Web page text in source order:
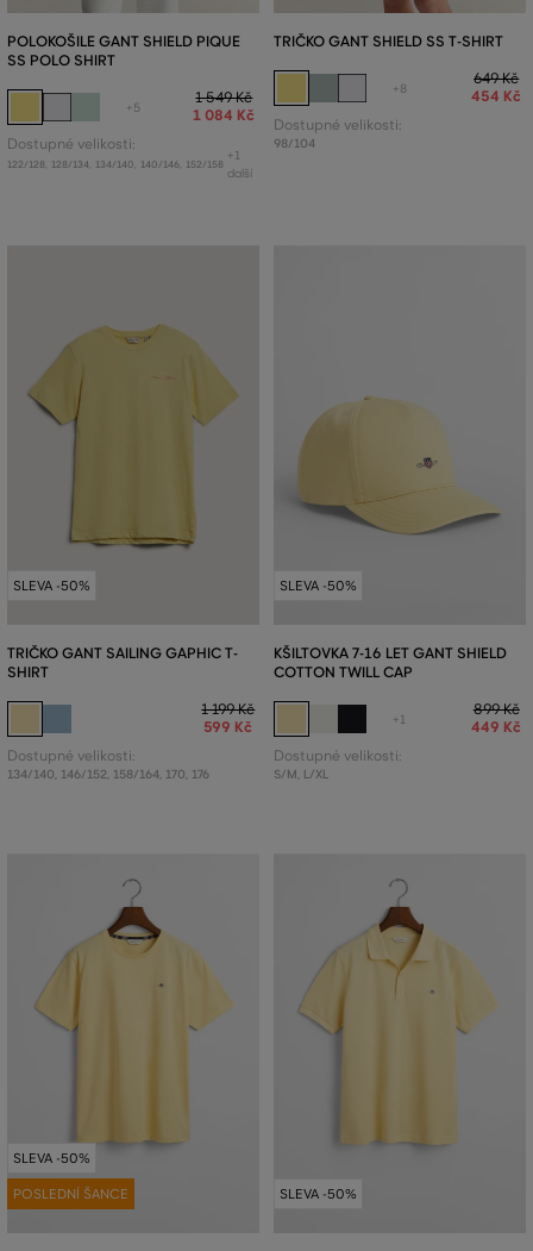
POLOKOŠILE GANT SHIELD PIQUE
SS POLO SHIRT
+5
1 549 Kč
1 084 Kč
Dostupné velikosti:
122/128 128/134 134/140 140/146 152/158
+1
další
TRIČKO GANT SHIELD SS T-SHIRT
+8
649 Kč
454 Kč
Dostupné velikosti:
98/104
SLEVA -50%
TRIČKO GANT SAILING GAPHIC T-
SHIRT
1 199 Kč
599 Kč
Dostupné velikosti:
134/140, 146/152, 158/164, 170, 176
SLEVA -50%
KŠILTOVKA 7-16 LET GANT SHIELD
COTTON TWILL CAP
+1
899 Kč
449 Kč
Dostupné velikosti:
S/M, L/XL
SLEVA -50%
POSLEDNÍ ŠANCE SLEVA -50%